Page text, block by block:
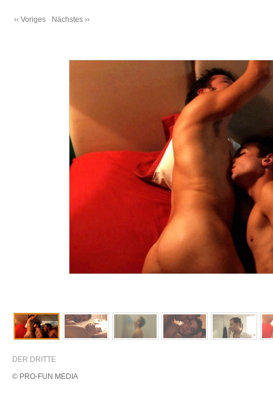
‹‹ Voriges Nächstes ››
DER DRITTE
© PRO-FUN MEDIA